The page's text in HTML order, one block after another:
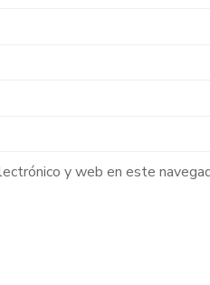
y web en este